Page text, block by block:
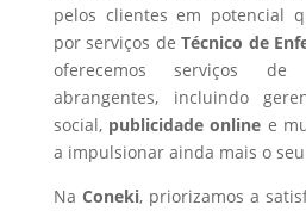
pelos clientes em potencial
por serviços deTécnico de
oferecemos serviços de
abrangentes, incluindo
social, publicidade online e
a impulsionar ainda mais o
Na Coneki, priorizamos a